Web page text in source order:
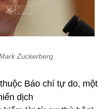
Zuckerberg.
Báo chí tự do, một
dịch